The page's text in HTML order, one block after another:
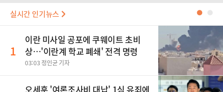
실시간 인기뉴스 ●
1
이란 미사일 공포에 쿠웨이트 초비
상…'이란계 학교 폐쇄' 전격 명령
03:03 정인균 기자
오세훈 '여론조사비 대납' 1심 유죄에